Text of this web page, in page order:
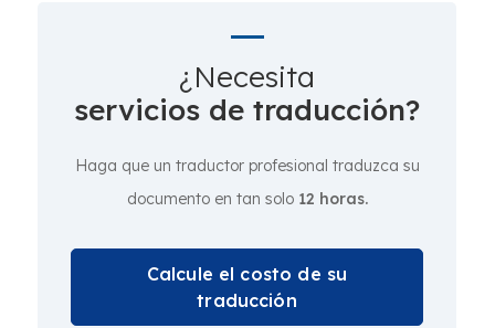
¿Necesita
servicios de traducción?
Haga que un traductor profesional traduzca su
documento en tan solo 12 horas.
Calcule el costo de su
traducción